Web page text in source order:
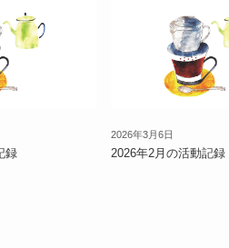
録 2026年2月の活動記録
2026年3月6日